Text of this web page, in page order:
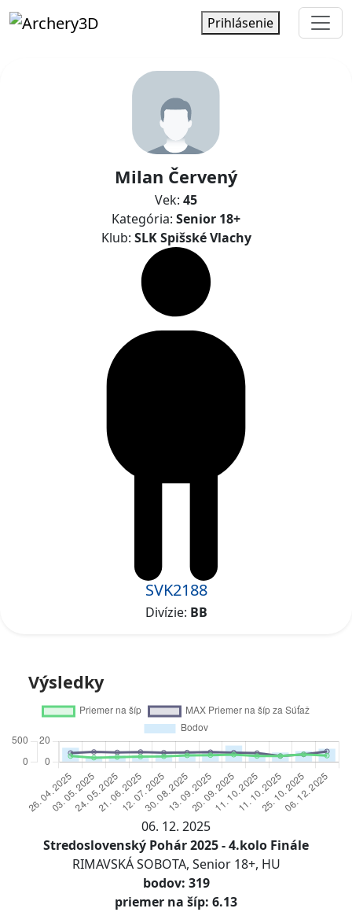
Prihlásenie
Milan Červený
Vek: 45
Kategória: Senior 18+
Klub: SLK Spišské Vlachy
SVK2188
Divízie: BB
Výsledky
06. 12. 2025
Stredoslovenský Pohár 2025 - 4.kolo Finále
RIMAVSKÁ SOBOTA, Senior 18+, HU
bodov: 319
priemer na šíp: 6.13